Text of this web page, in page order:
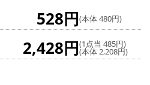
528円(本体 480円)
2,428円(1点当 485円)
(本体 2,208円)